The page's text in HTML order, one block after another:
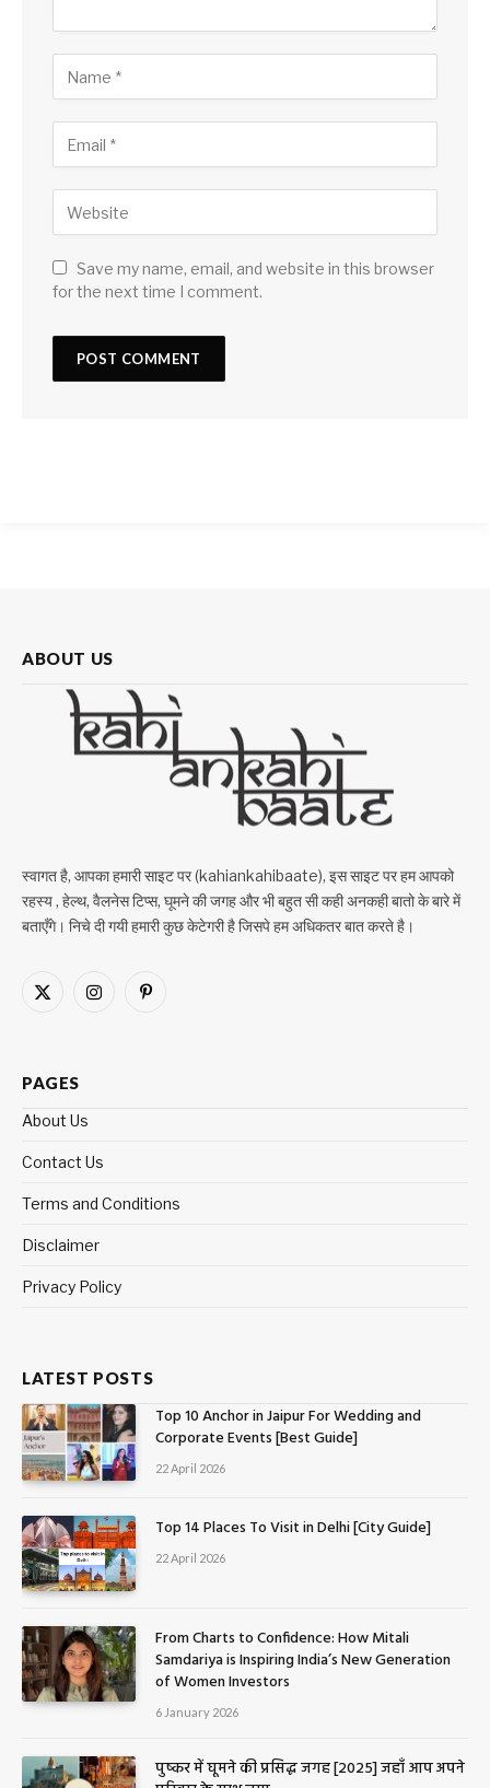
Save my name, email, and website in this browser
for the next time I comment.
ABOUT US
स्वागत है, आपका हमारी साइट पर (kahiankahibaate), इस साइट पर हम आपको
रहस्य , हेल्थ, वैलनेस टिप्स, घूमने की जगह और भी बहुत सी कही अनकही बातो के बारे में
बताएँगे। निचे दी गयी हमारी कुछ केटेगरी है जिसपे हम अधिकतर बात करते है।
X
InstagramPinterest
PAGES
About Us
Contact Us
Terms and Conditions
Disclaimer
Privacy Policy
LATEST POSTS
Top 10 Anchor in Jaipur For Wedding and
Corporate Events [Best Guide]
22 April 2026
Top 14 Places To Visit in Delhi [City Guide]
22 April 2026
From Charts to Confidence: How Mitali
Samdariya is Inspiring India’s New Generation
of Women Investors
6 January 2026
पुष्कर में घूमने की प्रसिद्ध जगह [2025] जहाँ आप अपने